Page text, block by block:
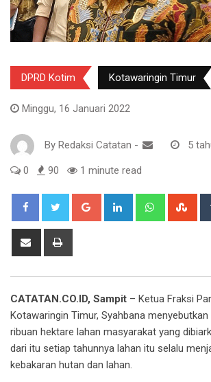
DPRD Kotim Kotawaringin Timur
Minggu, 16 Januari 2022
By Redaksi Catatan - 5
0 90 1 minute read
Google+ LinkedIn Whatsapp
Share
CATATAN.CO.ID, Sampit – Ketua Fraksi
Kotawaringin Timur, Syahbana
ribuan hektare lahan masyarakat yang
dari itu setiap tahunnya lahan itu selalu
kebakaran hutan dan lahan.